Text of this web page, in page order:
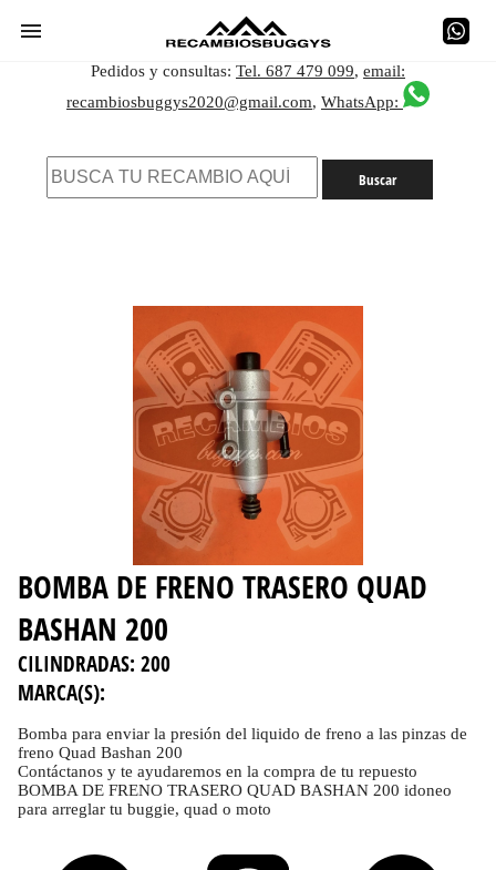
Pedidos y consultas: Tel. 687 479 099, email:
recambiosbuggys2020@gmail.com, WhatsApp:
BOMBA DE FRENO TRASERO QUAD
BASHAN 200
CILINDRADAS: 200
MARCA(S):
Bomba para enviar la presión del liquido de freno a las pinzas de
freno Quad Bashan 200
Contáctanos y te ayudaremos en la compra de tu repuesto
BOMBA DE FRENO TRASERO QUAD BASHAN 200 idoneo
para arreglar tu buggie, quad o moto